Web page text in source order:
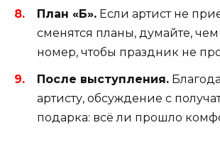
План «Б». Если артист не
сменятся планы, думайте,
номер, чтобы праздник не
После выступления.
артисту, обсуждение с
подарка: всё ли прошло